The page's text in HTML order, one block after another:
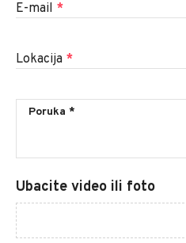
E-mail *
Lokacija *
Ubacite video ili foto